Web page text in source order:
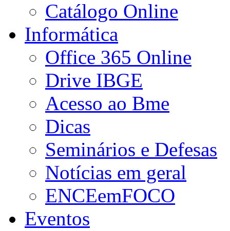
Catálogo Online
Informática
Office 365 Online
Drive IBGE
Acesso ao Bme
Dicas
Seminários e Defesas
Notícias em geral
ENCEemFOCO
Eventos